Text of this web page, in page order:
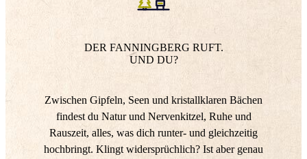
DER FANNINGBERG RUFT.
UND DU?
Zwischen Gipfeln, Seen und kristallklaren Bächen
findest du Natur und Nervenkitzel, Ruhe und
Rauszeit, alles, was dich runter- und gleichzeitig
hochbringt. Klingt widersprüchlich? Ist aber genau